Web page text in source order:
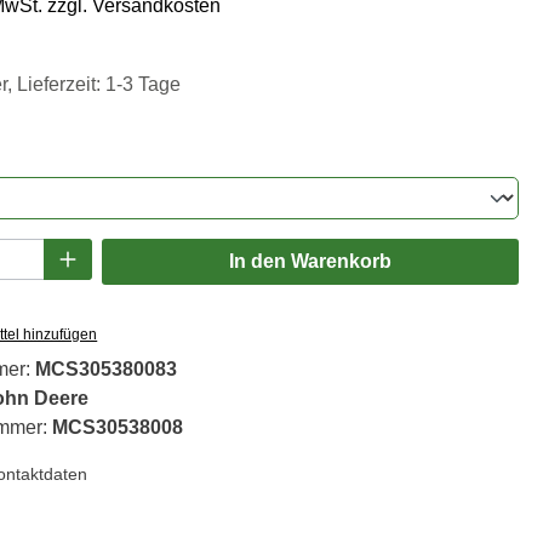
zzgl. Versandkosten
Lieferzeit: 1-3 Tage
Anzahl: Gib den gewünschten Wert ein
In den Warenkorb
hinzufügen
MCS305380083
Deere
MCS30538008